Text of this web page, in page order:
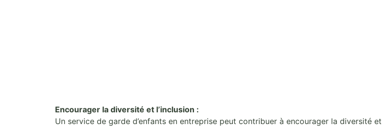
Encourager la diversité et l’inclusion :
Un service de garde d’enfants en entreprise peut contribuer à encourager la diversité et